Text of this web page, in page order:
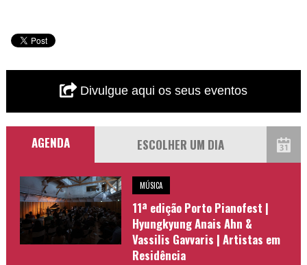
Divulgue aqui os seus eventos
AGENDA
MÚSICA
11ª edição Porto Pianofest |
Hyungkyung Anais Ahn &
Vassilis Gavvaris | Artistas em
Residência